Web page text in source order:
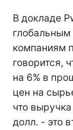
В докладе
компаниям
говорится,
на 6% в
цен на
что
долл. - это